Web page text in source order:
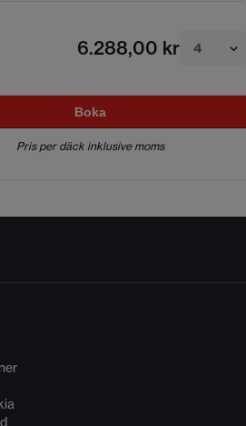
6.288,00 kr 4
Boka
Pris per däck inklusive moms